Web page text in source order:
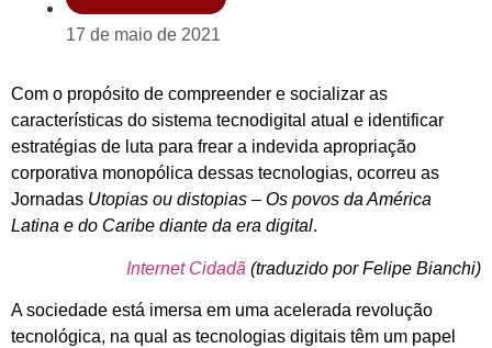
17 de maio de 2021
Com o propósito de compreender e socializar as
características do sistema tecnodigital atual e identificar
estratégias de luta para frear a indevida apropriação
corporativa monopólica dessas tecnologias, ocorreu as
Jornadas Utopias ou distopias – Os povos da América
Latina e do Caribe diante da era digital.
Internet Cidadã (traduzido por Felipe Bianchi)
A sociedade está imersa em uma acelerada revolução
tecnológica, na qual as tecnologias digitais têm um papel